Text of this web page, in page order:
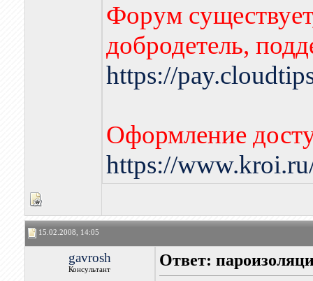
Форум
добродетель,
https://
Оформление
https://
15.02.2008, 14:05
gavrosh
Консультант
Ответ: